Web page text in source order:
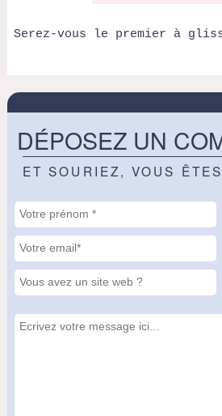
Serez-vous le premier à
DÉPOSEZ UN
ET SOURIEZ, VOUS